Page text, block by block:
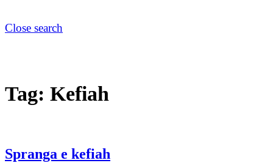
Close search
Tag: Kefiah
Spranga e kefiah